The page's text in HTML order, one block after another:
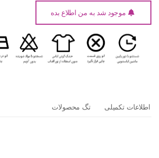
موجود شد به من اطلاع بده
اطلاعات تکمیلی تگ محصولات